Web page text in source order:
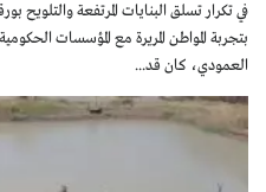
في تكرار تسلق البنايات المرتفعة والتلويح
بتجربة المواطن المريرة مع المؤسسات
العمودي، كان قد...